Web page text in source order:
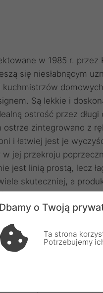
w 1985 r. przez
się niesłabnącym
Są lekkie i
ostrość przez
zintegrowano z
i łatwiej jest je
w jej przekroju
jest linią prostą, lecz
skuteczniej, a
GLOBAL
na
z dłoni, tudzież
dla noży marki Global,
Dbamy o Twoją
Ta strona
Potrzebujemy